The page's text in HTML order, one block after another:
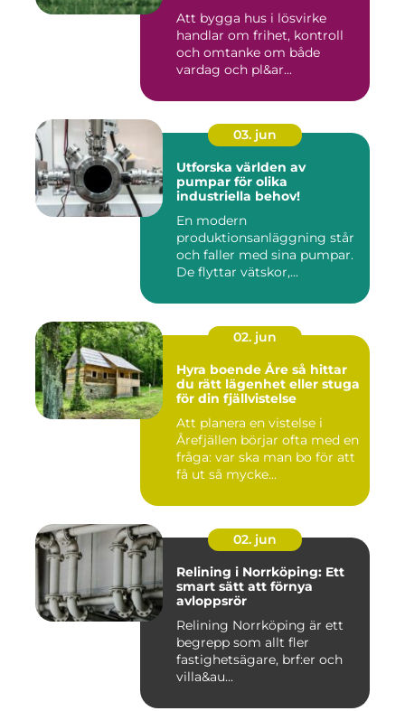
Att bygga hus i lösvirke
handlar om frihet, kontroll
och omtanke om både
vardag och pl&ar...
03. jun
Utforska världen av
pumpar för olika
industriella behov!
En modern
produktionsanläggning står
och faller med sina pumpar.
De flyttar vätskor,...
02. jun
Hyra boende Åre så hittar
du rätt lägenhet eller stuga
för din fjällvistelse
Att planera en vistelse i
Årefjällen börjar ofta med en
fråga: var ska man bo för att
få ut så mycke...
02. jun
Relining i Norrköping: Ett
smart sätt att förnya
avloppsrör
Relining Norrköping är ett
begrepp som allt fler
fastighetsägare, brf:er och
villa&au...